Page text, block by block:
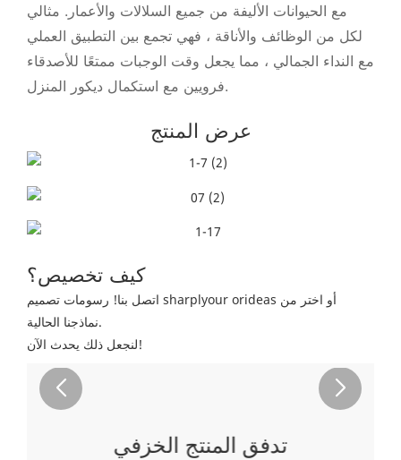
مع الحيوانات الأليفة من جميع السلالات والأعمار. مثالي
لكل من الوظائف والأناقة ، فهي تجمع بين التطبيق العملي
مع النداء الجمالي ، مما يجعل وقت الوجبات ممتعًا للأصدقاء
فرويين مع استكمال ديكور المنزل.
عرض المنتج
كيف تخصيص؟
اتصل بنا! رسومات تصميم sharplyour orideas أو اختر من
نماذجنا الحالية.
لنجعل ذلك يحدث الآن!
تدفق المنتج الخزفي